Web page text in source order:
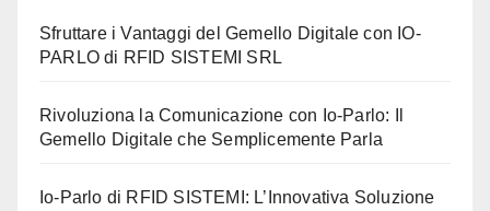
Sfruttare i Vantaggi del Gemello Digitale con IO-
PARLO di RFID SISTEMI SRL
Rivoluziona la Comunicazione con Io-Parlo: Il
Gemello Digitale che Semplicemente Parla
Io-Parlo di RFID SISTEMI: L’Innovativa Soluzione